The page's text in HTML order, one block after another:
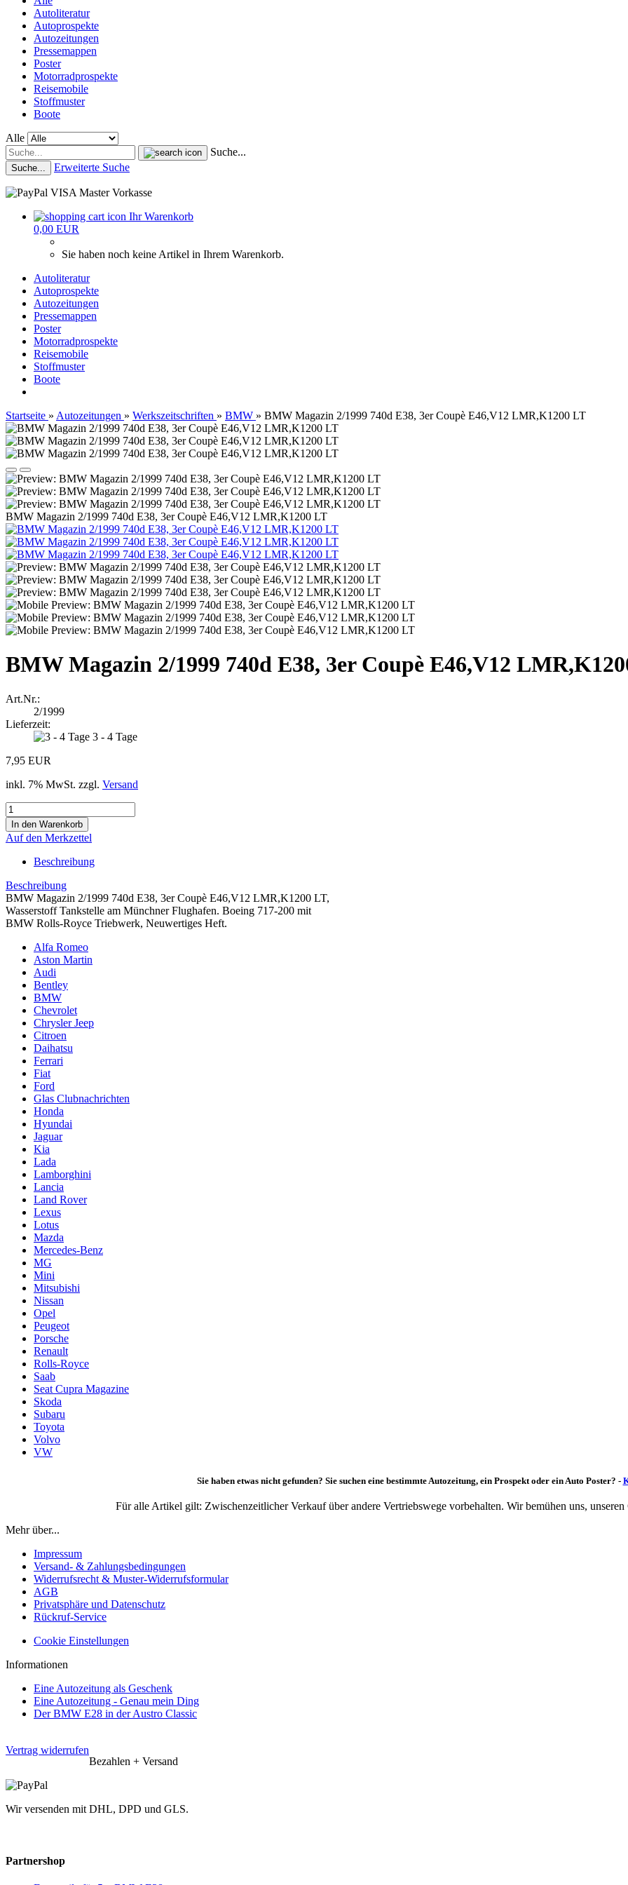
Autoliteratur
Autoprospekte
Autozeitungen
Pressemappen
Poster
Motorradprospekte
Reisemobile
Stoffmuster
Boote
Alle
Suche...
Suche... Erweiterte Suche
Ihr Warenkorb
0,00 EUR
Sie haben noch keine Artikel in Ihrem Warenkorb.
Autoliteratur
Autoprospekte
Autozeitungen
Pressemappen
Poster
Motorradprospekte
Reisemobile
Stoffmuster
Boote
Startseite » Autozeitungen » Werkszeitschriften » BMW » BMW Magazin 2/1999 740d E38, 3er Coupè E46,V12 LMR,K1200 LT
BMW Magazin 2/1999 740d E38, 3er Coupè E46,V12 LMR,K1200 LT
BMW Magazin 2/1999 740d E38, 3er Coupè E46,V12
Art.Nr.:
2/1999
Lieferzeit:
3 - 4 Tage
7,95 EUR
inkl. 7% MwSt. zzgl. Versand
Auf den Merkzettel
Beschreibung
Beschreibung
BMW Magazin 2/1999 740d E38, 3er Coupè E46,V12 LMR,K1200 LT,
Wasserstoff Tankstelle am Münchner Flughafen. Boeing 717-200 mit
BMW Rolls-Royce Triebwerk, Neuwertiges Heft.
Alfa Romeo
Aston Martin
Audi
Bentley
BMW
Chevrolet
Chrysler Jeep
Citroen
Daihatsu
Ferrari
Fiat
Ford
Glas Clubnachrichten
Honda
Hyundai
Jaguar
Kia
Lada
Lamborghini
Lancia
Land Rover
Lexus
Lotus
Mazda
Mercedes-Benz
MG
Mini
Mitsubishi
Nissan
Opel
Peugeot
Porsche
Renault
Rolls-Royce
Saab
Seat Cupra Magazine
Skoda
Subaru
Toyota
Volvo
VW
Sie haben etwas nicht gefunden? Sie suchen eine bestimmte Autozeitung, ein Prospekt oder ein Auto Poster? -
Für alle Artikel gilt: Zwischenzeitlicher Verkauf über andere Vertriebswege vorbehalten. Wir bemühen uns,
Mehr über...
Impressum
Versand- & Zahlungsbedingungen
Widerrufsrecht & Muster-Widerrufsformular
AGB
Privatsphäre und Datenschutz
Rückruf-Service
Cookie Einstellungen
Informationen
Eine Autozeitung als Geschenk
Eine Autozeitung - Genau mein Ding
Der BMW E28 in der Austro Classic
Vertrag widerrufen
Bezahlen + Versand
Wir versenden mit DHL, DPD und GLS.
Partnershop